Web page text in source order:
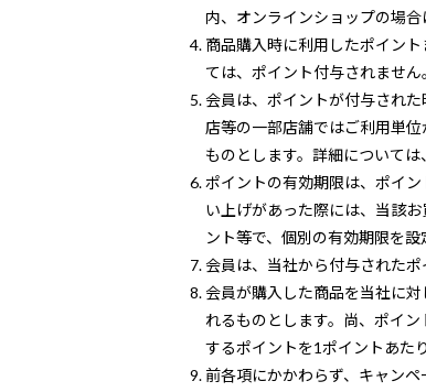
内、オンラインショップの場
商品購入時に利用したポイン
ては、ポイント付与されません
会員は、ポイントが付与され
店等の一部店舗ではご利用単
ものとします。詳細については
ポイントの有効期限は、ポイ
い上げがあった際には、当該
ント等で、個別の有効期限を設
会員は、当社から付与されたポ
会員が購入した商品を当社に
れるものとします。尚、ポイ
するポイントを1ポイントあた
前各項にかかわらず、キャン